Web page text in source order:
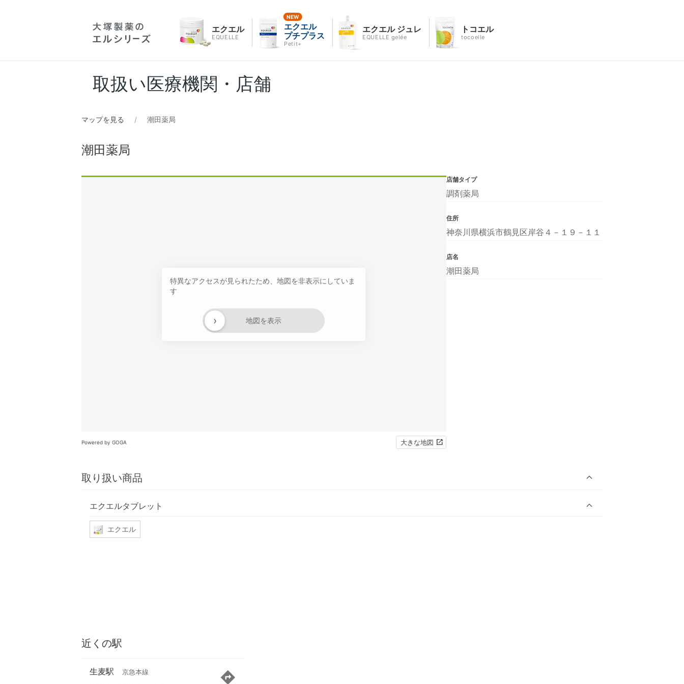
エクエル
EQUELLE
エクエル
プチプラス
Petit+
エクエル ジュレ
EQUELLE gelée
トコエル
tocoelle
取扱い医療機関・店舗
マップを見る 潮田薬局
潮田薬局
特異なアクセスが見られたため、地図を非表示にしていま
す
地図を表示
›
Powered by GOGA 大きな地図
取り扱い商品
エクエルタブレット
エクエル
店舗タイプ
調剤薬局
住所
神奈川県横浜市鶴見区岸谷４－１９－１１
店名
潮田薬局
近くの駅
生麦駅 京急本線